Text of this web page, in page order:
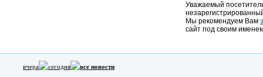
Уважаемый
Мы рекомендуем Вам
сайт под своим
вчера сегодня все новости